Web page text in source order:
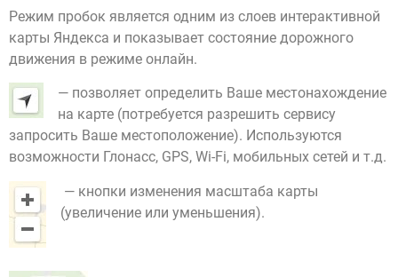
Режим пробок является одним из слоев интерактивной
карты Яндекса и показывает состояние дорожного
движения в режиме онлайн.
— позволяет определить Ваше местонахождение
на карте (потребуется разрешить сервису
запросить Ваше местоположение). Используются
возможности Глонасс, GPS, Wi-Fi, мобильных сетей и т.д.
— кнопки изменения масштаба карты
(увеличение или уменьшения).